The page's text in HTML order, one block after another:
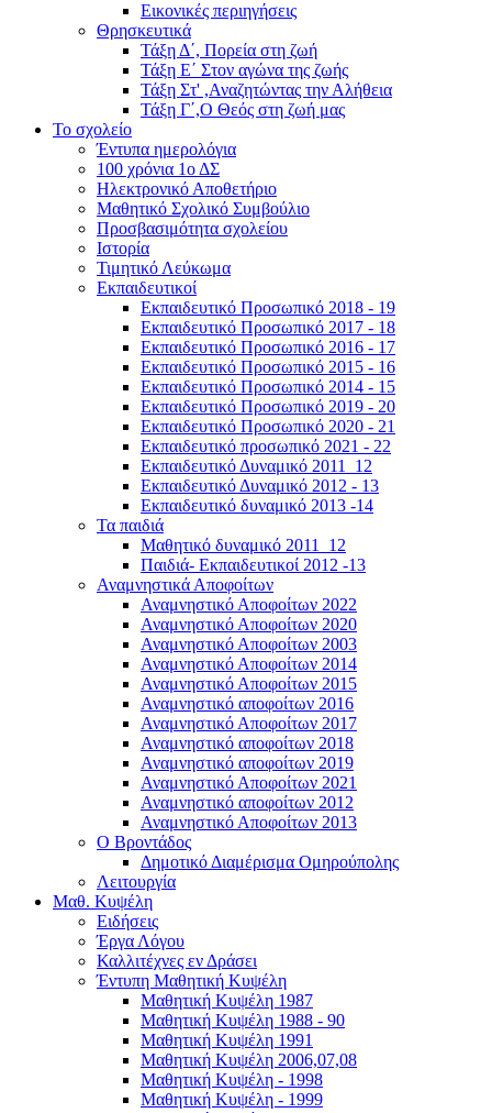
Εικονικές περιηγήσεις
Θρησκευτικά
Τάξη Δ΄, Πορεία στη ζωή
Τάξη Ε΄ Στον αγώνα της ζωής
Τάξη Στ' ,Αναζητώντας την Αλήθεια
Τάξη Γ΄,Ο Θεός στη ζωή μας
Το σχολείο
Έντυπα ημερολόγια
100 χρόνια 1ο ΔΣ
Ηλεκτρονικό Αποθετήριο
Μαθητικό Σχολικό Συμβούλιο
Προσβασιμότητα σχολείου
Ιστορία
Τιμητικό Λεύκωμα
Εκπαιδευτικοί
Εκπαιδευτικό Προσωπικό 2018 - 19
Εκπαιδευτικό Προσωπικό 2017 - 18
Εκπαιδευτικό Προσωπικό 2016 - 17
Εκπαιδευτικό Προσωπικό 2015 - 16
Εκπαιδευτικό Προσωπικό 2014 - 15
Εκπαιδευτικό Προσωπικό 2019 - 20
Εκπαιδευτικό Προσωπικό 2020 - 21
Εκπαιδευτικό προσωπικό 2021 - 22
Εκπαιδευτικό Δυναμικό 2011_12
Εκπαιδευτικό Δυναμικό 2012 - 13
Εκπαιδευτικό δυναμικό 2013 -14
Τα παιδιά
Μαθητικό δυναμικό 2011_12
Παιδιά- Εκπαιδευτικοί 2012 -13
Αναμνηστικά Αποφοίτων
Αναμνηστικό Αποφοίτων 2022
Αναμνηστικό Αποφοίτων 2020
Αναμνηστικό Αποφοίτων 2003
Αναμνηστικό Αποφοίτων 2014
Αναμνηστικό Αποφοίτων 2015
Αναμνηστικό αποφοίτων 2016
Αναμνηστικό Αποφοίτων 2017
Αναμνηστικό αποφοίτων 2018
Αναμνηστικό αποφοίτων 2019
Αναμνηστικό Αποφοίτων 2021
Αναμνηστικό αποφοίτων 2012
Αναμνηστικό Αποφοίτων 2013
Ο Βροντάδος
Δημοτικό Διαμέρισμα Ομηρούπολης
Λειτουργία
Μαθ. Κυψέλη
Ειδήσεις
Έργα Λόγου
Καλλιτέχνες εν Δράσει
Έντυπη Μαθητική Κυψέλη
Μαθητική Κυψέλη 1987
Μαθητική Κυψέλη 1988 - 90
Μαθητική Κυψέλη 1991
Μαθητική Κυψέλη 2006,07,08
Μαθητική Κυψέλη - 1998
Μαθητική Κυψέλη - 1999